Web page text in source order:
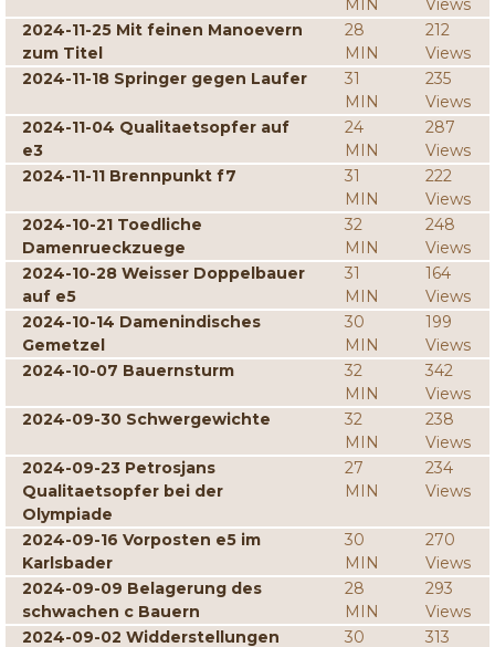
MIN
Views
2024-11-25 Mit feinen Manoevern
zum Titel
28
MIN
212
Views
2024-11-18 Springer gegen Laufer
31
MIN
235
Views
2024-11-04 Qualitaetsopfer auf
e3
24
MIN
287
Views
2024-11-11 Brennpunkt f7
31
MIN
222
Views
2024-10-21 Toedliche
Damenrueckzuege
32
MIN
248
Views
2024-10-28 Weisser Doppelbauer
auf e5
31
MIN
164
Views
2024-10-14 Damenindisches
Gemetzel
30
MIN
199
Views
2024-10-07 Bauernsturm
32
MIN
342
Views
2024-09-30 Schwergewichte
32
MIN
238
Views
2024-09-23 Petrosjans
Qualitaetsopfer bei der
Olympiade
27
MIN
234
Views
2024-09-16 Vorposten e5 im
Karlsbader
30
MIN
270
Views
2024-09-09 Belagerung des
schwachen c Bauern
28
MIN
293
Views
2024-09-02 Widderstellungen
30
313